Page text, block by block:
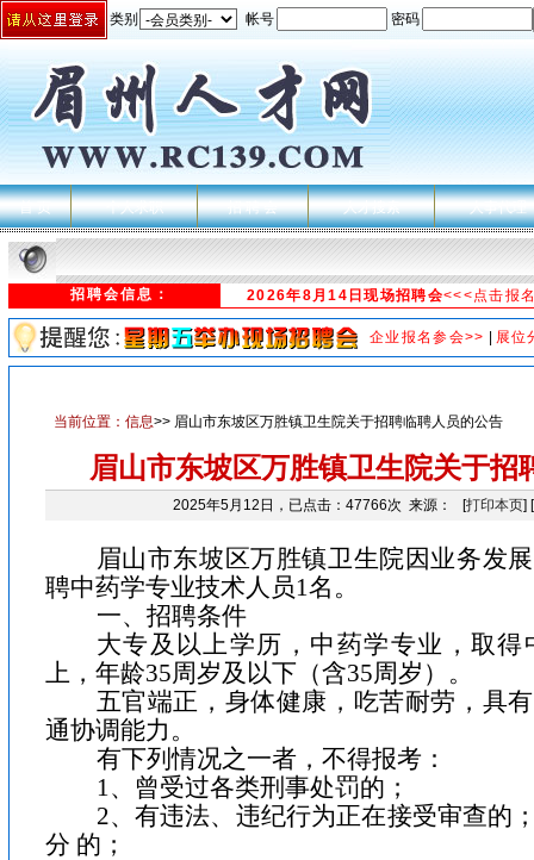
类别 帐号 密码
首 页 个人求职 招 聘 会 人才搜索 人事代理
招聘会信息： 2026年8月14日现场招聘会<<<点击报
企业报名参会>> 展位
当前位置： 信息>> 眉山市东坡区万胜镇卫生院关于招聘临聘人员的公告
眉山市东坡区万胜镇卫生院关于招
2025年5月12日，已点击：47766次 来源： [打印本页] [
眉山市东坡区万胜镇卫生院因业务发
聘中药学专业技术人员1名。
一、招聘条件
大专及以上学历，中药学专业，取
上，年龄35周岁及以下（含35周岁）。
五官端正，身体健康，吃苦耐劳，具
通协调能力。
有下列情况之一者，不得报考：
1、曾受过各类刑事处罚的；
2、有违法、违纪行为正在接受审查的
分 的；